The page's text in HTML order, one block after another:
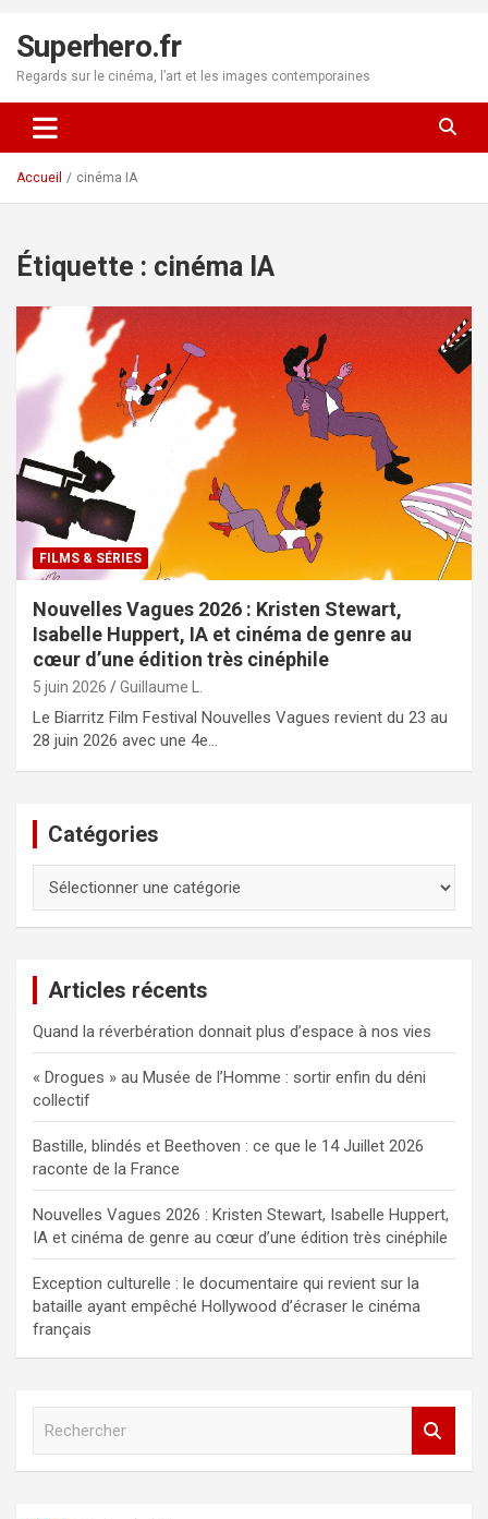
contenu
Superhero.fr
Regards sur le cinéma, l’art et les images contemporaines
Accueil cinéma IA
Étiquette : cinéma IA
FILMS & SÉRIES
Nouvelles Vagues 2026 : Kristen Stewart,
Isabelle Huppert, IA et cinéma de genre au
cœur d’une édition très cinéphile
5 juin 2026 Guillaume L.
Le Biarritz Film Festival Nouvelles Vagues revient du 23 au
28 juin 2026 avec une 4e…
Catégories
Articles récents
Quand la réverbération donnait plus d’espace à nos vies
« Drogues » au Musée de l’Homme : sortir enfin du déni
collectif
Bastille, blindés et Beethoven : ce que le 14 Juillet 2026
raconte de la France
Nouvelles Vagues 2026 : Kristen Stewart, Isabelle Huppert,
IA et cinéma de genre au cœur d’une édition très cinéphile
Exception culturelle : le documentaire qui revient sur la
bataille ayant empêché Hollywood d’écraser le cinéma
français